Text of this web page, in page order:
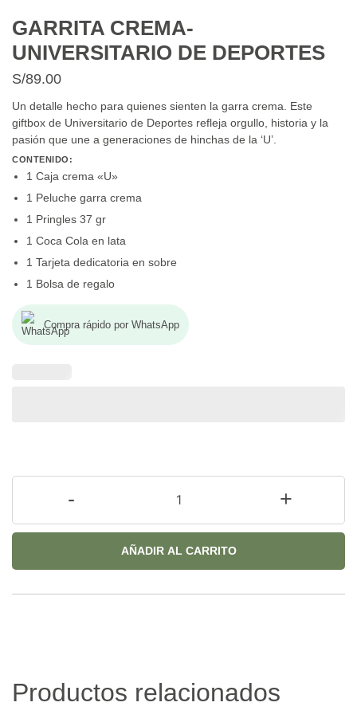
GARRITA CREMA-
UNIVERSITARIO DE DEPORTES
S/89.00
Un detalle hecho para quienes sienten la garra crema. Este
giftbox de Universitario de Deportes refleja orgullo, historia y la
pasión que une a generaciones de hinchas de la ‘U’.
CONTENIDO:
1 Caja crema «U»
1 Peluche garra crema
1 Pringles 37 gr
1 Coca Cola en lata
1 Tarjeta dedicatoria en sobre
1 Bolsa de regalo
Compra rápido por WhatsApp
- +
AÑADIR AL CARRITO
Productos relacionados